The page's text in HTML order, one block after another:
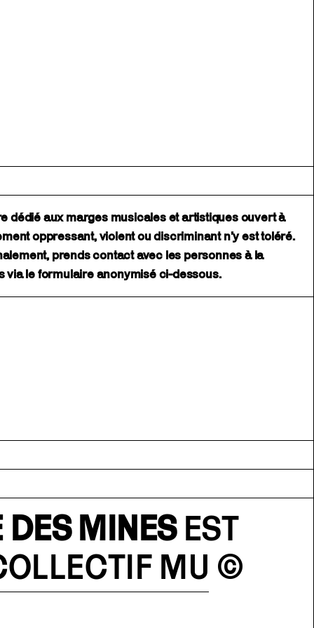
dédié aux marges musicales et artistiques ouvert à
oppressant, violent ou discriminant n’y est toléré.
prends contact avec les personnes à la
via le formulaire anonymisé ci-dessous.
MINESEST
MU ©